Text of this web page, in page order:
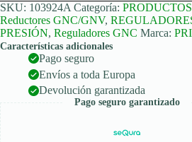
SKU: 103924A Categoría:
Reductores GNC/GNV,
PRESIÓN, Reguladores GNC Marca:
Características adicionales
Pago seguro
Envíos a toda Europa
Devolución garantizada
Pago seguro garantizado